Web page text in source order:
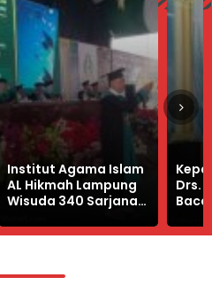
Kepala Dinas PMPTSP
Drs. Nuryadin
Bacakan Sambutan
Wisuda IAI Al Hikmah
Libur